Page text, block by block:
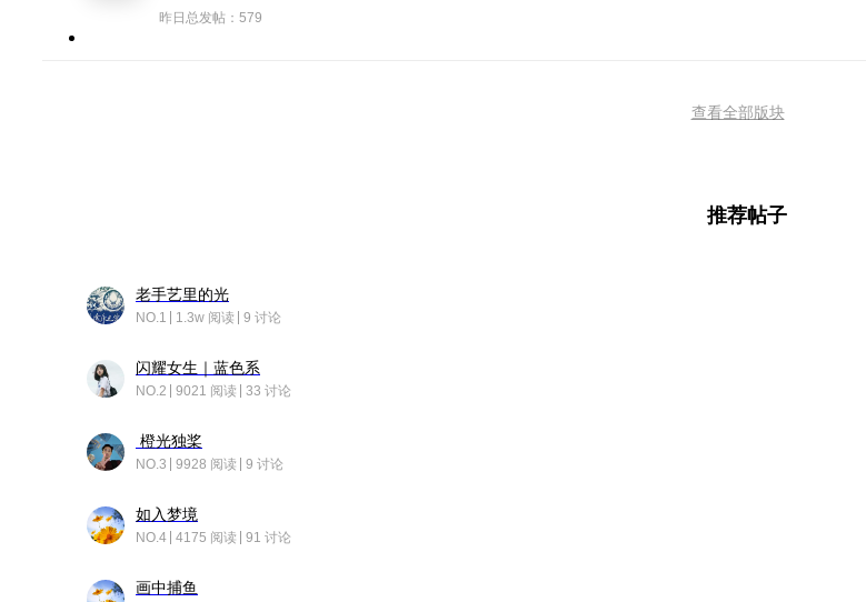
昨日总发帖：579
查看全部版块
推荐帖子
老手艺里的光
NO.1 1.3w 阅读 9 讨论
闪耀女生｜蓝色系
NO.2 9021 阅读 33 讨论
橙光独桨
NO.3 9928 阅读 9 讨论
如入梦境
NO.4 4175 阅读 91 讨论
画中捕鱼